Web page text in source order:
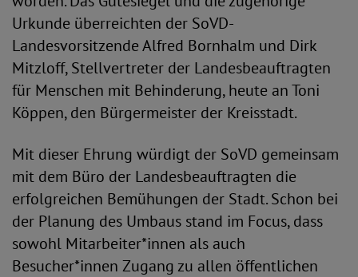
Urkunde überreichten der SoVD-
Landesvorsitzende Alfred Bornhalm und Dirk
Mitzloff, Stellvertreter der Landesbeauftragten
für Menschen mit Behinderung, heute an Toni
Köppen, den Bürgermeister der Kreisstadt.
Mit dieser Ehrung würdigt der SoVD gemeinsam
mit dem Büro der Landesbeauftragten die
erfolgreichen Bemühungen der Stadt. Schon bei
der Planung des Umbaus stand im Focus, dass
sowohl Mitarbeiter*innen als auch
Besucher*innen Zugang zu allen öffentlichen